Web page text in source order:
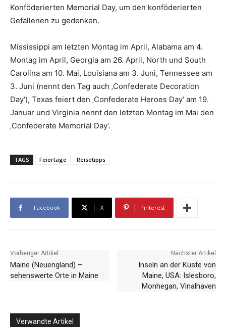
Konföderierten Memorial Day, um den konföderierten
Gefallenen zu gedenken.
Mississippi am letzten Montag im April, Alabama am 4.
Montag im April, Georgia am 26. April, North und South
Carolina am 10. Mai, Louisiana am 3. Juni, Tennessee am
3. Juni (nennt den Tag auch ‚Confederate Decoration
Day‘), Texas feiert den ‚Confederate Heroes Day‘ am 19.
Januar und Virginia nennt den letzten Montag im Mai den
‚Confederate Memorial Day‘.
TAGS Feiertage Reisetipps
Facebook X Pinterest
Vorheriger Artikel
Maine (Neuengland) –
sehenswerte Orte in Maine
Nächster Artikel
Inseln an der Küste von
Maine, USA: Islesboro,
Monhegan, Vinalhaven
Verwandte Artikel